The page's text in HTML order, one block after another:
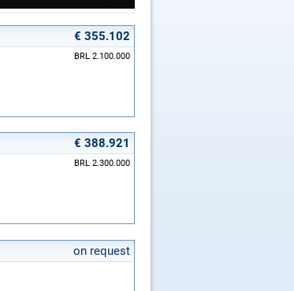
€ 355.102
BRL 2.100.000
€ 388.921
BRL 2.300.000
on request